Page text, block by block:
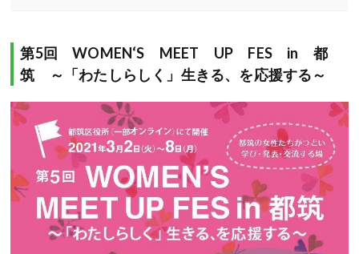
第5回 WOMEN‘S MEET UP FES in 都
筑 ～「わたしらしく」生きる、を応援する～